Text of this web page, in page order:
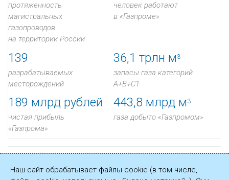
протяженность
магистральных
газопроводов
на территории России
человек работают
в «Газпроме»
139
разрабатываемых
месторождений
36,1 трлн м3
запасы газа категорий
A+B+C1
189 млрд рублей
чистая прибыль
«Газпрома»
443,8 млрд м3
газа добыто «Газпромом»
официальном сайте ОАО «Газпром»
Наш сайт обрабатывает файлы cookie (в том числе,